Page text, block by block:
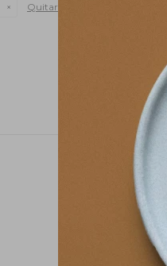
Quitar filtros